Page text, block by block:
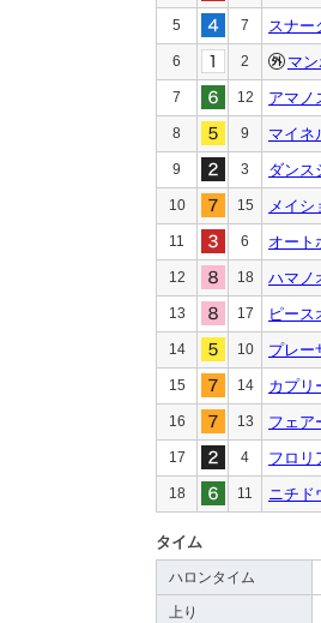
5 7 スナー
6 2 マ
7 12 アマノ
8 9 マイネ
9 3 ダンス
10 15 メイシ
11 6 オート
12 18 ハマノ
13 17 ピース
14 10 プレー
15 14 カプリ
16 13 フェア
17 4 フロリ
18 11 ニチド
タイム
ハロンタイム
上り